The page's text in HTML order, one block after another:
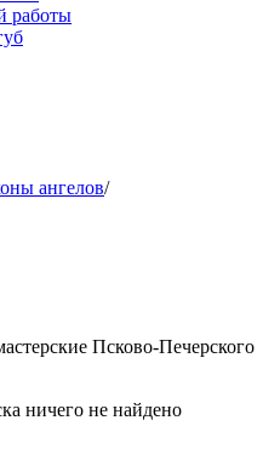
работы
ангелов/
Псково-Печерского
ничего не найдено